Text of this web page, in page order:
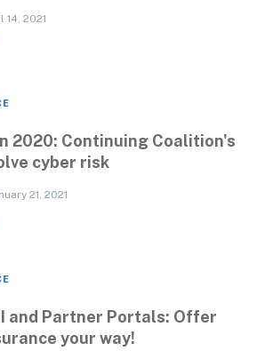
14, 2021
2020: Continuing Coalition's
cyber risk
21, 2021
and Partner Portals: Offer
your way!